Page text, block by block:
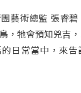
藝術總監 張睿
，牠會預知兇吉
日常當中，來告